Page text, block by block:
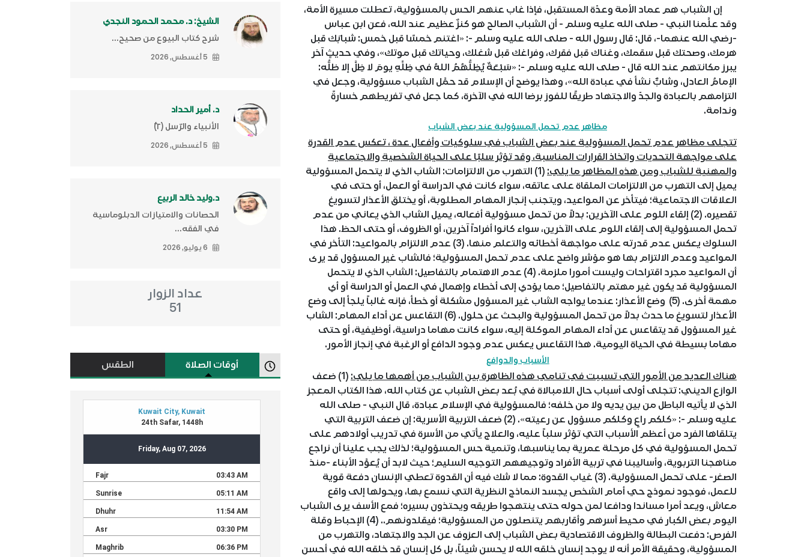
إن الشباب هم عماد الأمة وعدّة المستقبل، فإذا غاب عنهم الحس بالمسؤولية، تعطلت مسيرة الأمة،
وقد علَّمنا النبي - صلى الله عليه وسلم - أن الشباب الصالح هو كنزٌ عظيم عند الله، فعن ابن عباس
-رضي الله عنهما-، قال: قال رسول الله - صلى الله عليه وسلم -: «اغتنم خمسًا قبل خمس: شبابَك قبل
هرمك، وصحتك قبل سقمك، وغناك قبل فقرك، وفراغك قبل شغلك، وحياتك قبل موتك»، وفي حديثٍ آخر
يبرز مكانتهم عند الله قال - صلى الله عليه وسلم -: «سَبْعَةٌ يُظِلُّهُمُ اللهُ في ظِلِّهِ يومَ لا ظِلَّ إلا ظلُّه:
الإمامُ العادل، وشابٌّ نشأ في عبادة الله»، وهذا يوضح أن الإسلام قد حمَّل الشباب مسؤولية، وجعل في
التزامهم بالعبادة والجدّ والاجتهاد طريقًا للفوز برضا الله في الآخرة، كما جعل في تفريطهم خسارةً
وندامة.
مظاهر عدم تحمل المسؤولية عند بعض الشباب
تتجلى مظاهر عدم تحمل المسؤولية عند بعض الشباب في سلوكيات وأفعال عدة ، تعكس عدم القدرة
على مواجهة التحديات واتخاذ القرارات المناسبة، وقد تؤثر سلبًا على الحياة الشخصية والاجتماعية
والمهنية للشباب ومن هذه المظاهر ما يلي:
(1) التهرب من الالتزامات: الشاب الذي لا يتحمل المسؤولية
يميل إلى التهرب من الالتزامات الملقاة على عاتقه، سواء كانت في الدراسة أو العمل، أو حتى في
العلاقات الاجتماعية؛ فيتأخر عن المواعيد، ويتجنب إنجاز المهام المطلوبة، أو يختلق الأعذار لتسويغ
تقصيره. (2) إلقاء اللوم على الآخرين: بدلاً من تحمل مسؤولية أفعاله، يميل الشاب الذي يعاني من عدم
تحمل المسؤولية إلى إلقاء اللوم على الآخرين، سواء كانوا أفراداً آخرين، أو الظروف، أو حتى الحظ. هذا
السلوك يعكس عدم قدرته على مواجهة أخطائه والتعلم منها. (3) عدم الالتزام بالمواعيد: التأخر في
المواعيد وعدم الالتزام بها هو مؤشر واضح على عدم تحمل المسؤولية؛ فالشاب غير المسؤول قد يرى
أن المواعيد مجرد اقتراحات وليست أمورا ملزمة. (4) عدم الاهتمام بالتفاصيل: الشاب الذي لا يتحمل
المسؤولية قد يكون غير مهتم بالتفاصيل؛ مما يؤدي إلى أخطاء وإهمال في العمل أو الدراسة أو أي
مهمة أخرى. (5) وضع الأعذار: عندما يواجه الشاب غير المسؤول مشكلة أو خطأ، فإنه غالباً يلجأ إلى وضع
الأعذار لتسويغ ما حدث بدلاً من تحمل المسؤولية والبحث عن حلول. (6) التقاعس عن أداء المهام: الشاب
غير المسؤول قد يتقاعس عن أداء المهام الموكلة إليه، سواء كانت مهاما دراسية، أوظيفية، أو حتى
مهاما بسيطة في الحياة اليومية. هذا التقاعس يعكس عدم وجود الدافع أو الرغبة في إنجاز الأمور.
الأسباب والدوافع
هناك العديد من الأمور التي تسببت في تنامي هذه الظاهرة بين الشباب من أهمها ما يلي:
(1) ضعف
الوازع الديني: تتجلى أولى أسباب حال اللامبالاة في بُعد بعض الشباب عن كتاب الله، هذا الكتاب المعجز
الذي لا يأتيه الباطل من بين يديه ولا من خلفه؛ فالمسؤولية في الإسلام عبادة، قال النبي - صلى الله
عليه وسلم -: «كلكم راعٍ وكلكم مسؤول عن رعيته». (2) ضعف التربية الأسرية: إن ضعف التربية التي
يتلقاها الفرد من أعظم الأسباب التي تؤثر سلباً عليه، والعلاج يأتي من الأسرة في تدريب أولادهم على
تحمل المسؤولية في كل مرحلة عمرية بما يناسبها، وتنمية حس المسؤولية؛ لذلك يجب علينا أن نراجع
مناهجنا التربوية، وأساليبنا في تربية الأفراد وتوجيههم التوجيه السليم؛ حيث لابد أن يُعوَّد الأبناء -منذ
الصغر- على تحمل المسؤولية. (3) غياب القدوة: مما لا شك فيه أن القدوة تعطي الإنسان دفعة قوية
للعمل، فوجود نموذج حي أمام الشخص يجسد النماذج النظرية التي نسمع بها، ويحولها إلى واقع
معاش، ويعد أمرا مساندا ودافعا لمن حوله حتى ينتهجوا طريقه ويحتذون بسيره؛ فمع الأسف يرى الشباب
اليوم بعض الكبار في محيط أسرهم وأقاربهم يتنصلون من المسؤولية؛ فيقلدونهم.. (4) الإحباط وقلة
الفرص: دفعت البطالة والظروف الاقتصادية بعض الشباب إلى العزوف عن الجد والاجتهاد، والتهرب من
المسؤولية، وحقيقة الأمر أنه لا يوجد إنسان خلقه الله لا يحسن شيئاً، بل كل إنسان قد خلقه الله في أحسن
الشيخ: د. محمد الحمود النجدي
شرح كتاب البيوع من صحيح...
5 أغسطس, 2026
د. أمير الحداد
الأنبياء والرّسل (٢)ّ
5 أغسطس, 2026
د.وليد خالد الربيع
الحصانات والامتيازات الدبلوماسية
في الفقه...
6 يوليو, 2026
عداد الزوار
51
أوقات الصلاة الطقس